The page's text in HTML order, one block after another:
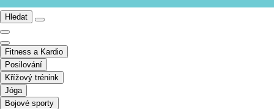
Hledat
Fitness a Kardio
Posilování
Křížový trénink
Jóga
Bojové sporty